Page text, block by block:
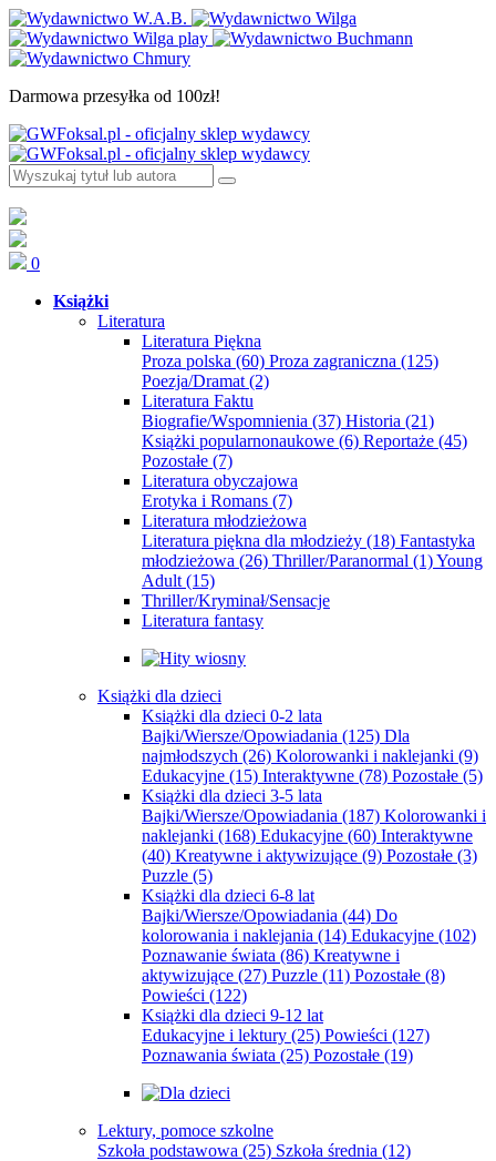
Darmowa przesyłka od 100zł!
0
Książki
Literatura
Literatura Piękna
Proza polska (60) Proza zagraniczna (125)
Poezja/Dramat (2)
Literatura Faktu
Biografie/Wspomnienia (37) Historia (21)
Książki popularnonaukowe (6) Reportaże (45)
Pozostałe (7)
Literatura obyczajowa
Erotyka i Romans (7)
Literatura młodzieżowa
Literatura piękna dla młodzieży (18) Fantastyka
młodzieżowa (26) Thriller/Paranormal (1)Young
Adult (15)
Thriller/Kryminał/Sensacje
Literatura fantasy
Książki dla dzieci
Książki dla dzieci 0-2 lata
Bajki/Wiersze/Opowiadania (125) Dla
najmłodszych (26) Kolorowanki i naklejanki (9)
Edukacyjne (15) Interaktywne (78) Pozostałe (5)
Książki dla dzieci 3-5 lata
Bajki/Wiersze/Opowiadania (187) Kolorowanki i
naklejanki (168) Edukacyjne (60) Interaktywne
(40) Kreatywne i aktywizujące (9) Pozostałe (3)
Puzzle (5)
Książki dla dzieci 6-8 lat
Bajki/Wiersze/Opowiadania (44) Do
kolorowania i naklejania (14) Edukacyjne (102)
Poznawanie świata (86) Kreatywne i
aktywizujące (27) Puzzle (11) Pozostałe (8)
Powieści (122)
Książki dla dzieci 9-12 lat
Edukacyjne i lektury (25) Powieści (127)
Poznawania świata (25) Pozostałe (19)
Lektury, pomoce szkolne
Szkoła podstawowa (25) Szkoła średnia (12)